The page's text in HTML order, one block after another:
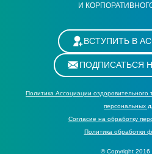
И
ВСТУПИТЬ В
ПОДПИСАТЬСЯ
Политика Ассоциации оздоровительного
персональных
Cогласие на обработку
Политика обработки
© Copyright